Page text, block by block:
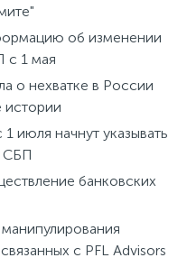
об изменении
с 1 мая
о нехватке в России
истории
июля начнут указывать
СБП
банковских
с PFL Advisors